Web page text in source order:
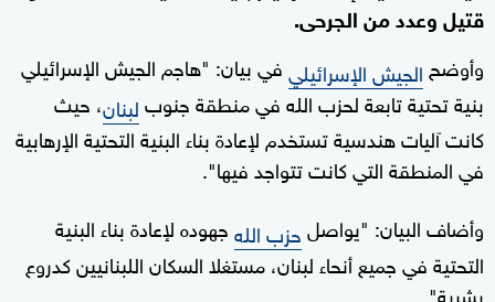
قتيل وعدد من الجرحى.
وأوضحالجيش الإسرائيليفي بيان: "هاجم الجيش الإسرائيلي
بنية تحتية تابعة لحزب الله في منطقة جنوبلبنان، حيث
كانت آليات هندسية تستخدم لإعادة بناء البنية التحتية الإرهابية
في المنطقة التي كانت تتواجد فيها".
وأضاف البيان: "يواصلحزب اللهجهوده لإعادة بناء البنية
التحتية في جميع أنحاء لبنان، مستغلا السكان اللبنانيين كدروع
بشرية".